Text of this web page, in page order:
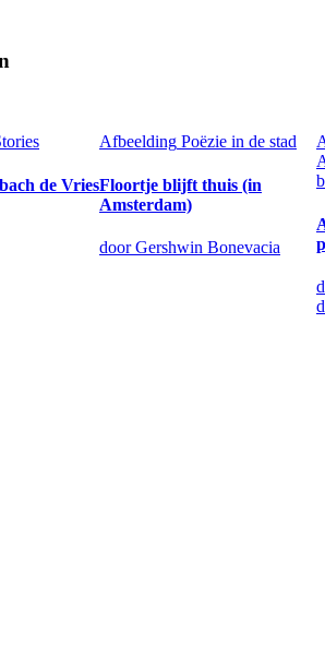
de Vries
Afbeelding Poëzie in de stad
Floortje blijft thuis (in
Amsterdam)
door Gershwin Bonevacia